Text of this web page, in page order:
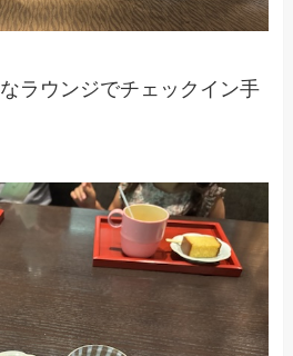
ラウンジでチェックイン手